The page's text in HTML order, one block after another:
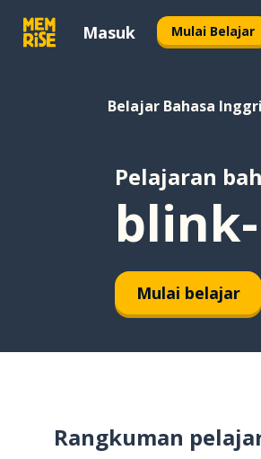
Masuk Mulai Belajar
Belajar Bahasa
Pelajaran
Mulai belajar
Rangkuman